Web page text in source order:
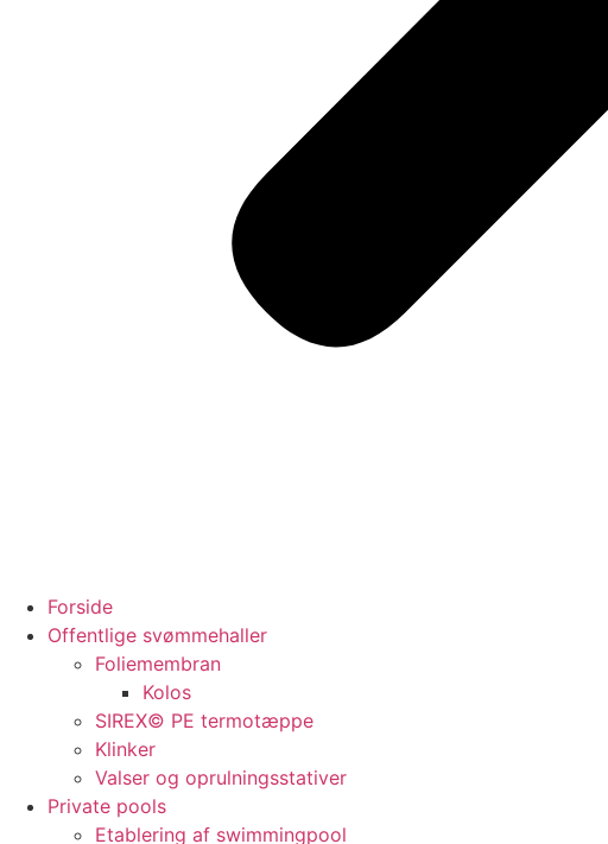
Forside
Offentlige svømmehaller
Foliemembran
Kolos
SIREX© PE termotæppe
Klinker
Valser og oprulningsstativer
Private pools
Etablering af swimmingpool